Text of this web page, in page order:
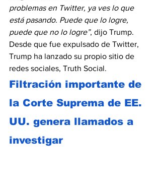
problemas en Twitter, ya ves lo que
está pasando. Puede que lo logre,
puede que no lo logre”, dijo Trump.
Desde que fue expulsado de Twitter,
Trump ha lanzado su propio sitio de
redes sociales, Truth Social.
Filtración importante de
la Corte Suprema de EE.
UU. genera llamados a
investigar